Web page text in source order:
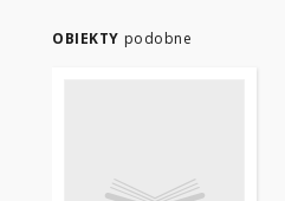
OBIEKTY podobne